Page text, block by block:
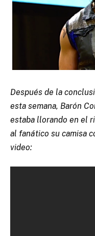
Después de la
esta semana, Barón
estaba llorando en el
al fanático su camisa
video: